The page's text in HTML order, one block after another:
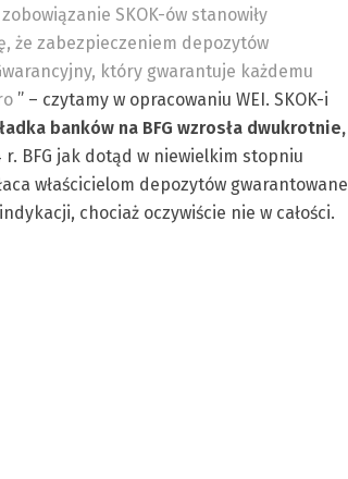
SKOK-ów stanowiły
że zabezpieczeniem depozytów
który gwarantuje każdemu
” – czytamy w opracowaniu WEI. SKOK-i
banków na BFG wzrosła dwukrotnie,
r. BFG jak dotąd w niewielkim stopniu
właścicielom depozytów gwarantowane
chociaż oczywiście nie w całości.